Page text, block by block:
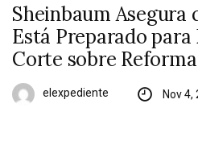
Sheinbaum Asegura
Está Preparado
Corte sobre
elexpediente Nov 4,